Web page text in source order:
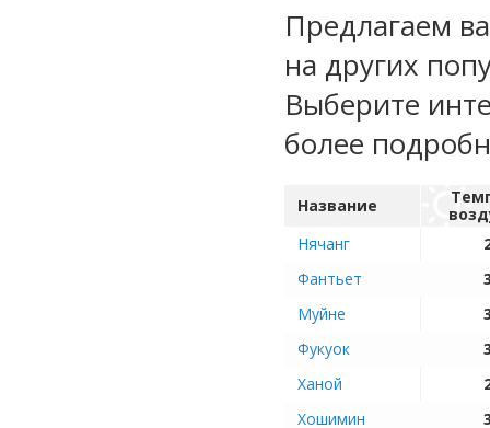
Предлагаем
на других
Выберите
более
Название
Нячанг
Фантьет
Муйне
Фукуок
Ханой
Хошимин